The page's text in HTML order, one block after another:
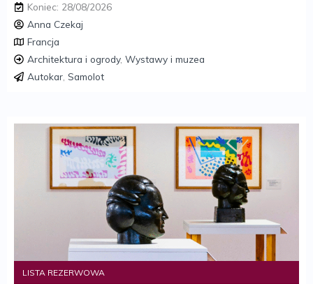
Koniec: 28/08/2026
Anna Czekaj
Francja
Architektura i ogrody, Wystawy i muzea
Autokar Samolot
LISTA REZERWOWA